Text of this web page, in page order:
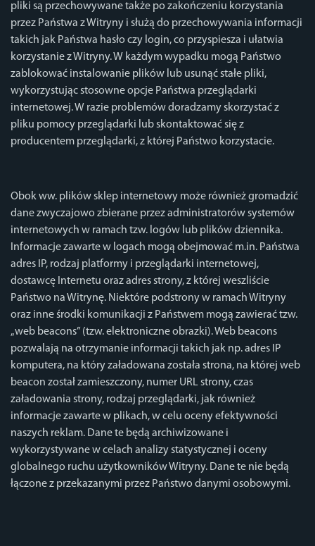
pliki są przechowywane także po zakończeniu korzystania
przez Państwa z Witryny i służą do przechowywania informacji
takich jak Państwa hasło czy login, co przyspiesza i ułatwia
korzystanie z Witryny. W każdym wypadku mogą Państwo
zablokować instalowanie plików lub usunąć stałe pliki,
wykorzystując stosowne opcje Państwa przeglądarki
internetowej. W razie problemów doradzamy skorzystać z
pliku pomocy przeglądarki lub skontaktować się z
producentem przeglądarki, z której Państwo korzystacie.
Obok ww. plików sklep internetowy może również gromadzić
dane zwyczajowo zbierane przez administratorów systemów
internetowych w ramach tzw. logów lub plików dziennika.
Informacje zawarte w logach mogą obejmować m.in. Państwa
adres IP, rodzaj platformy i przeglądarki internetowej,
dostawcę Internetu oraz adres strony, z której weszliście
Państwo na Witrynę. Niektóre podstrony w ramach Witryny
oraz inne środki komunikacji z Państwem mogą zawierać tzw.
„web beacons” (tzw. elektroniczne obrazki). Web beacons
pozwalają na otrzymanie informacji takich jak np. adres IP
komputera, na który załadowana została strona, na której web
beacon został zamieszczony, numer URL strony, czas
załadowania strony, rodzaj przeglądarki, jak również
informacje zawarte w plikach, w celu oceny efektywności
naszych reklam. Dane te będą archiwizowane i
wykorzystywane w celach analizy statystycznej i oceny
globalnego ruchu użytkowników Witryny. Dane te nie będą
łączone z przekazanymi przez Państwo danymi osobowymi.